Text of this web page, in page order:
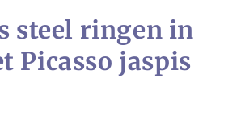
steel ringen in
Picasso jaspis